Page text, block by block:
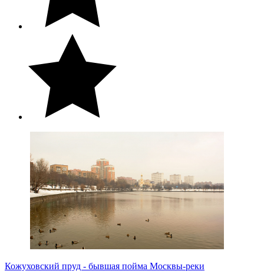
Кожуховский пруд - бывшая пойма Москвы-реки